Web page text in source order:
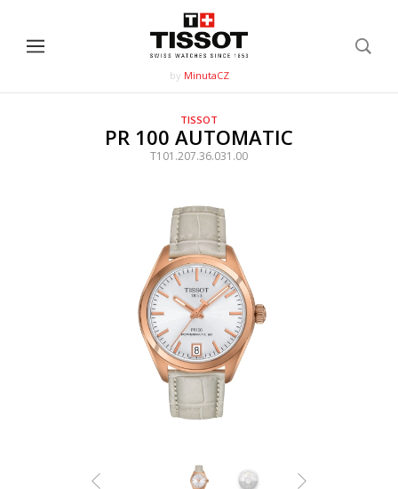
by MinutaCZ
TISSOT
PR 100 AUTOMATIC
T101.207.36.031.00